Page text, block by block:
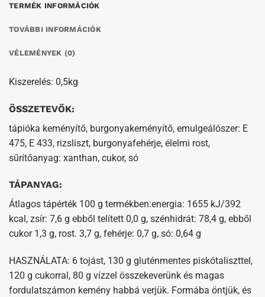
TERMÉK INFORMÁCIÓK
TOVÁBBI INFORMÁCIÓK
VÉLEMÉNYEK (0)
Kiszerelés: 0,5kg
ÖSSZETEVŐK:
tápióka keményítő, burgonyakeményítő, emulgeálószer: E
475, E 433, rizsliszt, burgonyafehérje, élelmi rost,
sűrítőanyag: xanthan, cukor, só
TÁPANYAG:
Átlagos tápérték 100 g termékben:energia: 1655 kJ/392
kcal, zsír: 7,6 g ebből telített 0,0 g, szénhidrát: 78,4 g, ebből
cukor 1,3 g, rost. 3,7 g, fehérje: 0,7 g, só: 0,64 g
HASZNÁLATA: 6 tojást, 130 g gluténmentes piskótaliszttel,
120 g cukorral, 80 g vízzel összekeverünk és magas
fordulatszámon kemény habbá verjük. Formába öntjük, és